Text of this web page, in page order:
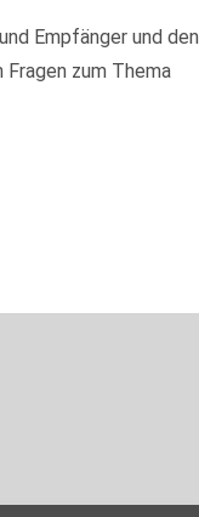
Empfänger und den
zum Thema